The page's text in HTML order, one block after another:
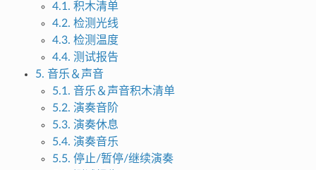
4.1. 积木清单
4.2. 检测光线
4.3. 检测温度
4.4. 测试报告
5. 音乐＆声音
5.1. 音乐＆声音积木清单
5.2. 演奏音阶
5.3. 演奏休息
5.4. 演奏音乐
5.5. 停止/暂停/继续演奏